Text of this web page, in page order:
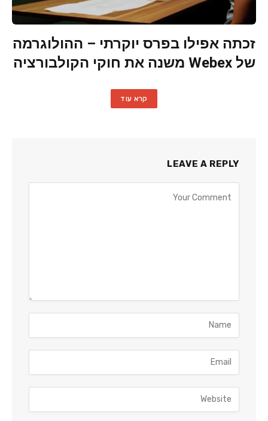
זכתה אפילו בפרס יוקרתי – ההולוגרמה
של Webex משנה את חוקי הקולבורציה
קרא עוד
LEAVE A REPLY